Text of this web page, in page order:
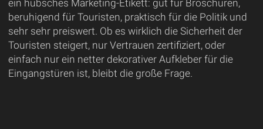
ein hübsches Marketing-Etikett: gut für Broschüren,
beruhigend für Touristen, praktisch für die Politik und
sehr sehr preiswert. Ob es wirklich die Sicherheit der
Touristen steigert, nur Vertrauen zertifiziert, oder
einfach nur ein netter dekorativer Aufkleber für die
Eingangstüren ist, bleibt die große Frage.